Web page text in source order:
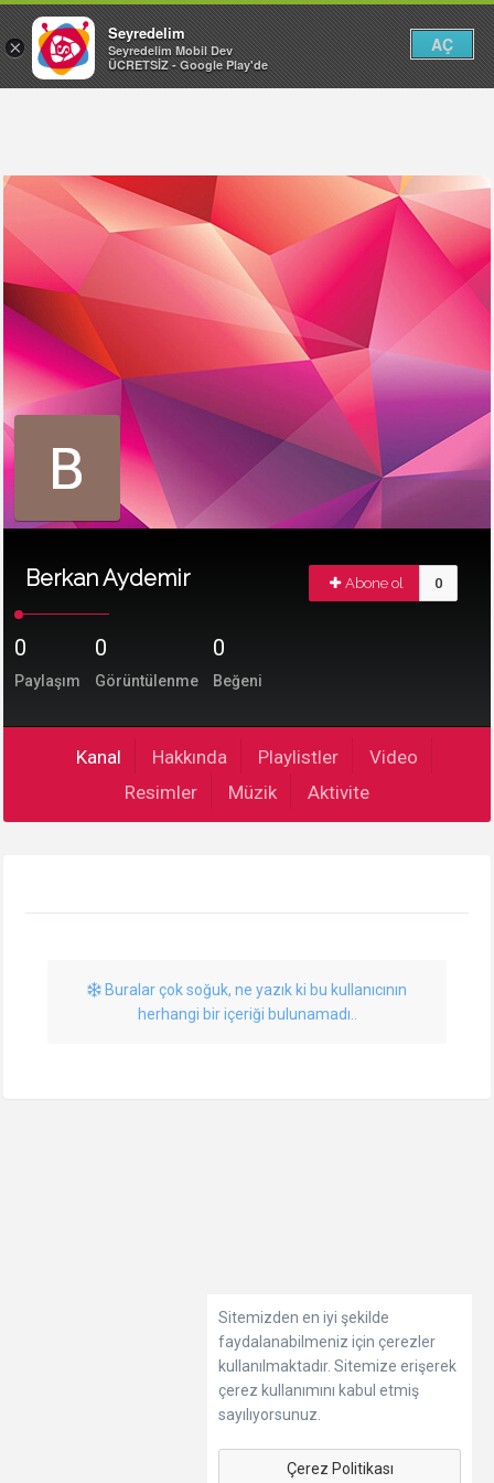
Berkan Aydemir Abone ol 0
0
Paylaşım
0
Görüntülenme
0
Beğeni
Kanal Hakkında Playlistler
Video
Resimler
Müzik Aktivite
Buralar çok soğuk, ne yazık ki bu kullanıcının
herhangi bir içeriği bulunamadı..
Sitemizden en iyi şekilde
faydalanabilmeniz için çerezler
kullanılmaktadır. Sitemize erişerek
çerez kullanımını kabul etmiş
sayılıyorsunuz.
Çerez Politikası
×
Seyredelim
Seyredelim Mobil Dev
ÜCRETSİZ - Google Play'de
AÇ